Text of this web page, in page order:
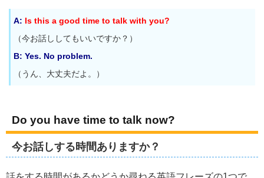
A: Is this a good time to talk with you?
（今お話ししてもいいですか？）
B: Yes. No problem.
（うん、大丈夫だよ。）
Do you have time to talk now?
今お話しする時間ありますか？